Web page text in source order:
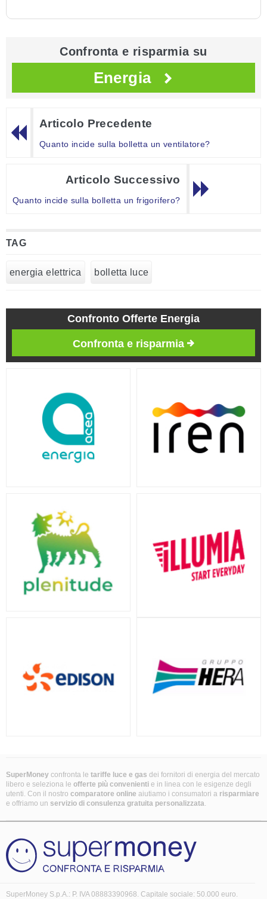
Confronta e risparmia su
Energia
Articolo Precedente
Quanto incide sulla bolletta un ventilatore?
Articolo Successivo
Quanto incide sulla bolletta un frigorifero?
TAG
energia elettrica bolletta luce
Confronto Offerte Energia
Confronta e risparmia
SuperMoney confronta le tariffe luce e gas dei fornitori di energia del mercato
libero e seleziona le offerte più convenienti e in linea con le esigenze degli
utenti. Con il nostro comparatore online aiutiamo i consumatori a risparmiare
e offriamo un servizio di consulenza gratuita personalizzata.
SuperMoney S.p.A.: P. IVA 08883390968. Capitale sociale: 50.000 euro.